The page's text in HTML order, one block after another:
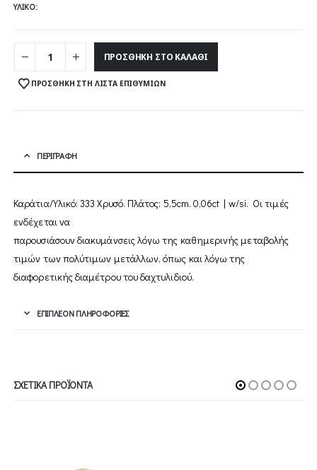
ΥΛΙΚΌ
ΠΡΟΣΘΉΚΗ ΣΤΟ ΚΑΛΆΘΙ
ΠΡΟΣΘΉΚΗ ΣΤΗ ΛΊΣΤΑ ΕΠΙΘΥΜΙΏΝ
ΠΕΡΙΓΡΑΦΉ
Καράτια/Υλικό: 333 Χρυσό. Πλάτος: 5,5cm. 0,06ct | w/si. Οι τιµές
ενδέχεται να
παρουσιάσουν διακυµάνσεις λόγω της καθηµερινής µεταβολής
τιµών των πολύτιµων µετάλλων, όπως και λόγω της
διαφορετικής διαµέτρου του δαχτυλιδιού.
ΕΠΙΠΛΈΟΝ ΠΛΗΡΟΦΟΡΊΕΣ
ΣΧΕΤΙΚΆ ΠΡΟΪΌΝΤΑ